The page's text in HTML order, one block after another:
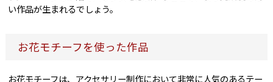
い作品が生まれるでしょう。
お花モチーフを使った作品
お花モチーフは、アクセサリー制作において非常に人気のあるテー